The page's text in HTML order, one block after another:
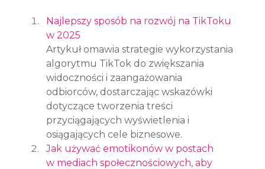
Najlepszy sposób na rozwój na TikToku
w 2025
Artykuł omawia strategie wykorzystania
algorytmu TikTok do zwiększania
widoczności i zaangażowania
odbiorców, dostarczając wskazówki
dotyczące tworzenia treści
przyciągających wyświetlenia i
osiągających cele biznesowe.
Jak używać emotikonów w postach
w mediach społecznościowych, aby